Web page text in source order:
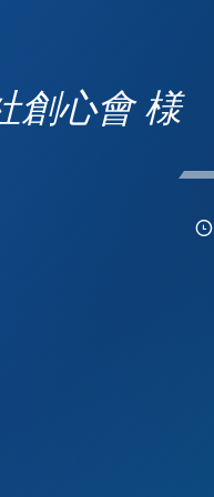
創心會